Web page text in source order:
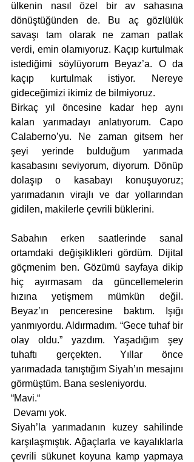
ülkenin nasıl özel bir av sahasına
dönüştüğünden de. Bu aç gözlülük
savaşı tam olarak ne zaman patlak
verdi, emin olamıyoruz. Kaçıp kurtulmak
istediğimi söylüyorum Beyaz’a. O da
kaçıp kurtulmak istiyor. Nereye
gideceğimizi ikimiz de bilmiyoruz.
Birkaç yıl öncesine kadar hep aynı
kalan yarımadayı anlatıyorum. Capo
Calaberno’yu. Ne zaman gitsem her
şeyi yerinde bulduğum yarımada
kasabasını seviyorum, diyorum. Dönüp
dolaşıp o kasabayı konuşuyoruz;
yarımadanın virajlı ve dar yollarından
gidilen, makilerle çevrili büklerini.
Sabahın erken saatlerinde sanal
ortamdaki değişiklikleri gördüm. Dijital
göçmenim ben. Gözümü sayfaya dikip
hiç ayırmasam da güncellemelerin
hızına yetişmem mümkün değil.
Beyaz’ın penceresine baktım. Işığı
yanmıyordu. Aldırmadım. “Gece tuhaf bir
olay oldu.” yazdım. Yaşadığım şey
tuhaftı gerçekten. Yıllar önce
yarımadada tanıştığım Siyah’ın mesajını
görmüştüm. Bana sesleniyordu.
“Mavi.“
Devamı yok.
Siyah’la yarımadanın kuzey sahilinde
karşılaşmıştık. Ağaçlarla ve kayalıklarla
çevrili sükunet koyuna kamp yapmaya